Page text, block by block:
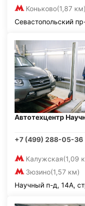
Коньково(1,87 км)
Севастопольский
Автотехцентр
+7 (499) 288-05-36
Калужская(1,09
Зюзино(1,57 км)
Научный п-д, 14А,